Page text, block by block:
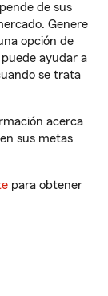
de sus
Genere
opción de
ayudar a
se trata
acerca
sus metas
para obtener